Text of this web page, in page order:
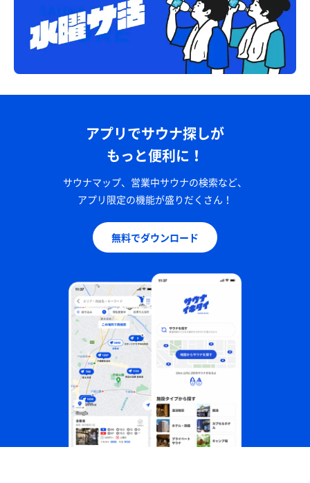
アプリでサウナ探しが
もっと便利に！
サウナマップ、営業中サウナの検索など、
アプリ限定の機能が盛りだくさん！
無料でダウンロード